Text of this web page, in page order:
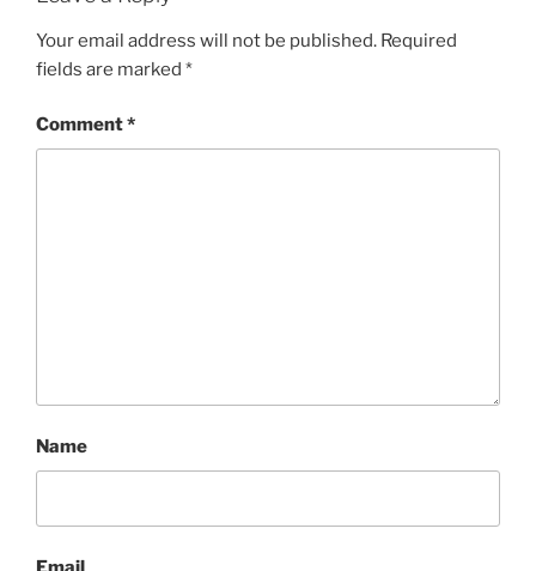
Your email address will not be published. Required
fields are marked *
Comment*
Name